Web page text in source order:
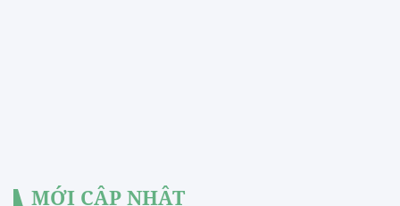
MỚI CẬP NHẬT